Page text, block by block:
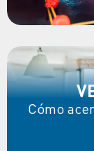
Cómo